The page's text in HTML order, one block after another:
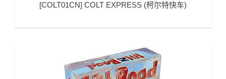
[COLT01CN] COLT EXPRESS (柯尔特快车)